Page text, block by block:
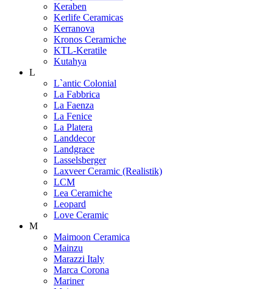
Keraben
Kerlife Ceramicas
Kerranova
Kronos Ceramiche
KTL-Keratile
Kutahya
L
L`antic Colonial
La Fabbrica
La Faenza
La Fenice
La Platera
Landdecor
Landgrace
Lasselsberger
Laxveer Ceramic (Realistik)
LCM
Lea Ceramiche
Leopard
Love Ceramic
M
Maimoon Ceramica
Mainzu
Marazzi Italy
Marca Corona
Mariner